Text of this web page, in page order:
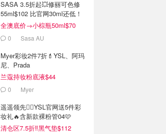
SASA 3.5折起💥修丽可色修
55ml$102 比官网30ml还低！
全澳底价→小棕瓶50ml$70
0 Sasa AU
Myer彩妆2件7折💄YSL、阿玛
尼、Prada
兰蔻持妆粉底液$44
0 Myer
遥遥领先🏃‍♂️YSL官网送5件彩
妆礼🔥含新款裸粉管04🩷
清仓区7.5折‼️黑气垫$112